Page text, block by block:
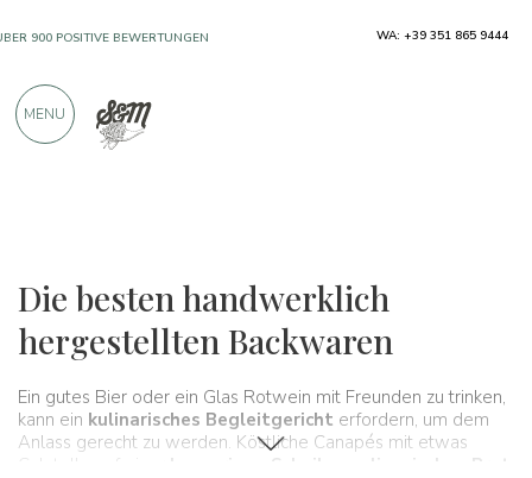
Die besten handwerklich
hergestellten Backwaren
Ein gutes Bier oder ein Glas Rotwein mit Freunden zu trinken,
kann ein kulinarisches Begleitgericht erfordern, um dem
Anlass gerecht zu werden. Köstliche Canapés mit etwas
Culatello auf einer knusprigen Scheibe molisanischen Brots
900 POSITIVE BEWERTUNGEN WA: +39 351 865 9444
MENU